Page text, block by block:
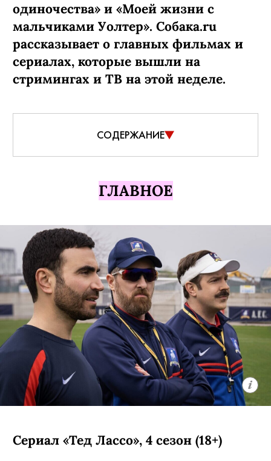
одиночества» и «Моей жизни с
мальчиками Уолтер». Собака.ru
рассказывает о главных фильмах и
сериалах, которые вышли на
стримингах и ТВ на этой неделе.
СОДЕРЖАНИЕ
ГЛАВНОЕ
Сериал «Тед Лассо», 4 сезон (18+)